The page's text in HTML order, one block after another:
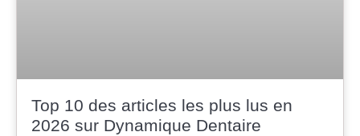
Top 10 des articles les plus lus en
2026 sur Dynamique Dentaire